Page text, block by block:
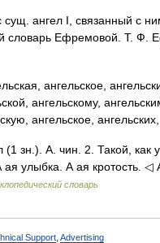
ангел I, связанный с
словарь Ефремовой. Т.
ангельское,
ангельскому,
ангельское,
зн.). А. чин. 2. Такой, как
улыбка. А ая кротость. ◁
словарь
Support Advertising